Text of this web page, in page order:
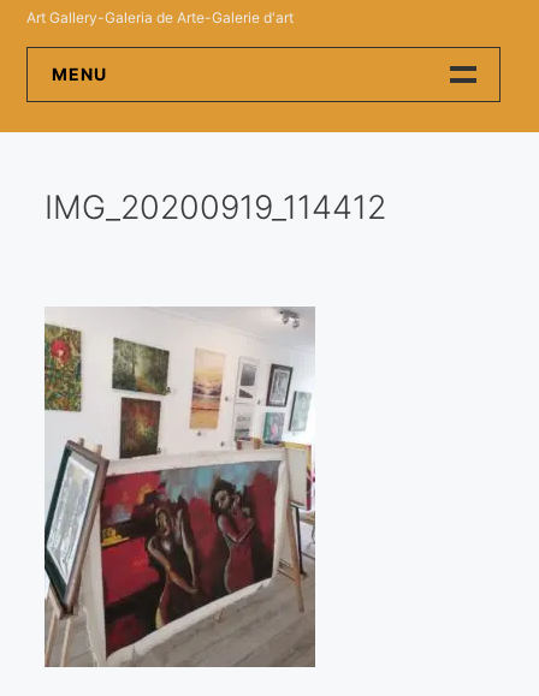
Art Gallery-Galeria de Arte-Galerie d'art
MENU
Artistas
Visitas a los ateliers o talleres de artistas
Presse
Qué dicen de nosotros?
Aviso legal
Política de cookies
Expositions
Bruit de gommettes Paris 2025
IMG_20200919_114412